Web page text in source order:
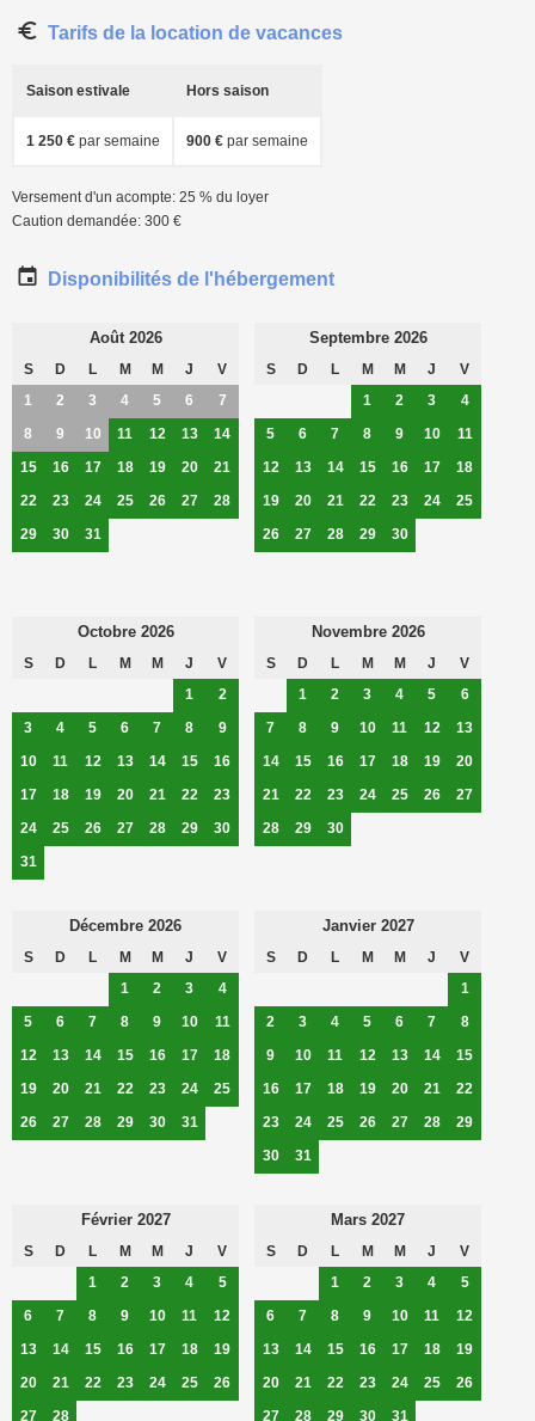
Tarifs de la location de vacances
Saison estivale Hors saison
1 250 € par semaine 900 € par semaine
Versement d'un acompte: 25 % du loyer
Caution demandée: 300 €
Disponibilités de l'hébergement
Août 2026
S D L M M J
V
1
2 3 4 5 6
7
8
9 10 11 12 13
14
15
16 17 18 19 20
21
22
23 24 25 26 27
28
29
30 31
Septembre 2026
S D L M M J
V
1
2 3
4
5
6 7 8 9 10
11
12
13 14 15 16 17
18
19
20 21 22 23 24
25
26
27 28 29 30
Octobre 2026
S D L M M J
V
1
2
3
4 5 6 7 8
9
10
11 12 13 14 15
16
17
18 19 20 21 22
23
24
25 26 27 28 29
30
31
Novembre 2026
S D L M M J
V
1
2 3 4 5
6
7
8 9 10 11 12
13
14
15 16 17 18 19
20
21
22 23 24 25 26
27
28
29 30
Décembre 2026
S D L M M J
V
1
2 3
4
5
6 7 8 9 10
11
12
13 14 15 16 17
18
19
20 21 22 23 24
25
26
27 28 29 30 31
Janvier 2027
S D L M M J
V
1
2
3 4 5 6 7
8
9
10 11 12 13 14
15
16
17 18 19 20 21
22
23
24 25 26 27 28
29
30
31
Février 2027
S D L M M J
V
1
2 3 4
5
6
7 8 9 10 11
12
13
14 15 16 17 18
19
20
21 22 23 24 25
26
27
28
Mars 2027
S D L M M J
V
1
2 3 4
5
6
7 8 9 10 11
12
13
14 15 16 17 18
19
20
21 22 23 24 25
26
27
28 29 30 31